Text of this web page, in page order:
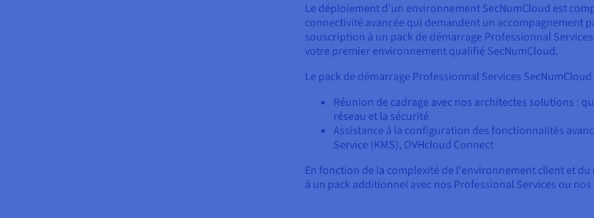
Le déploiement d'un environnement SecNumCloud est
connectivité avancée qui demandent un accompagnement
souscription à un pack de démarrage Professionnal
votre premier environnement qualifié SecNumCloud.
Le pack de démarrage Professionnal Services
Réunion de cadrage avec nos architectes solutions :
réseau et la sécurité
Assistance à la configuration des fonctionnalités
Service (KMS), OVHcloud Connect
En fonction de la complexité de l'environnement client et
à un pack additionnel avec nos Professional Services ou